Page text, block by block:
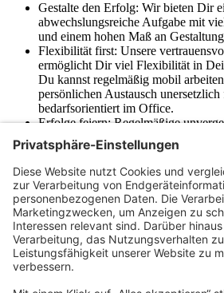
Gestalte den Erfolg: Wir bieten Dir
abwechslungsreiche Aufgabe mit
und einem hohen Maß an
Flexibilität first: Unsere
ermöglicht Dir viel Flexibilität in
Du kannst regelmäßig mobil
persönlichen Austausch
bedarfsorientiert im Office.
Erfolge feiern: Regelmäßige
Events lassen uns als Team enger
sorgen für neue Impulse.
Wachse mit uns: Wir unterstützen
persönlichen Entwicklung und
Entwicklungsmöglichkeiten
wachsenden Gruppe.
Mit Sicherheit in die Zukunft:
einer zukunftssicheren Branche, in
immer gefragt sind.